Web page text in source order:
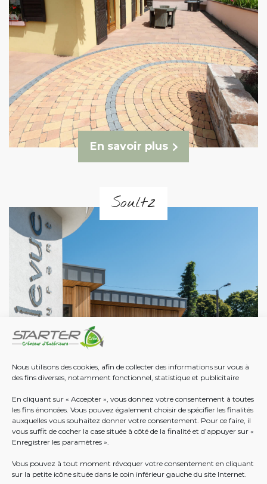
Nous utilisons des cookies, afin de collecter des informations sur vous à
des fins diverses, notamment fonctionnel, statistique et publicitaire
En cliquant sur « Accepter », vous donnez votre consentement à toutes
les fins énoncées. Vous pouvez également choisir de spécifier les finalités
auxquelles vous souhaitez donner votre consentement. Pour ce faire, il
vous suffit de cocher la case située à côté de la finalité et d’appuyer sur «
Enregistrer les paramètres ».
Vous pouvez à tout moment révoquer votre consentement en cliquant
sur la petite icône située dans le coin inférieur gauche du site Internet.
En savoir plus
Soultz
En savoir plus